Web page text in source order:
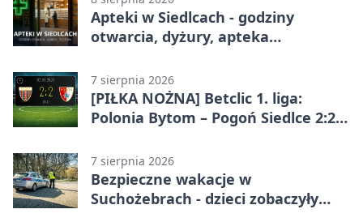
Apteki w Siedlcach - godziny
otwarcia, dyżury, apteka
7 sierpnia 2026
[PIŁKA NOŻNA] Betclic 1. liga:
Polonia Bytom – Pogoń Siedlce 2:2.
emocjonującej końcówce
7 sierpnia 2026
Bezpieczne wakacje w
Suchożebrach - dzieci zobaczyły